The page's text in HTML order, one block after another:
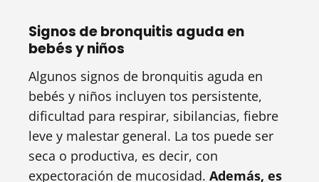
Signos de bronquitis aguda en
bebés y niños
Algunos signos de bronquitis aguda en
bebés y niños incluyen tos persistente,
dificultad para respirar, sibilancias, fiebre
leve y malestar general. La tos puede ser
seca o productiva, es decir, con
expectoración de mucosidad. Además, es